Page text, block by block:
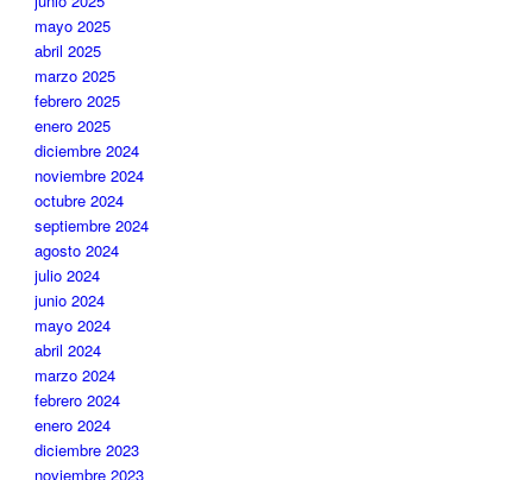
mayo 2025
abril 2025
marzo 2025
febrero 2025
enero 2025
diciembre 2024
noviembre 2024
octubre 2024
septiembre 2024
agosto 2024
julio 2024
junio 2024
mayo 2024
abril 2024
marzo 2024
febrero 2024
enero 2024
diciembre 2023
noviembre 2023